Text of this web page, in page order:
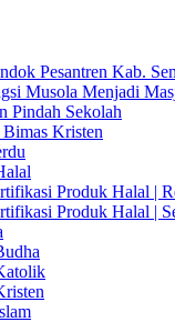
Pesantren Kab.
Musola Menjadi
Pindah Sekolah
Kristen
Produk Halal |
Produk Halal |